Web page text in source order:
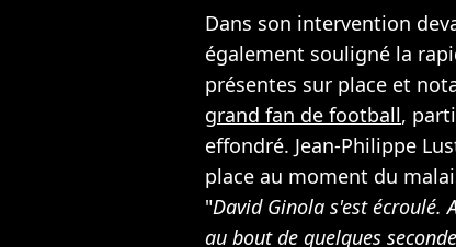
Dans son intervention
également souligné la
présentes sur place et
grand fan de football,
effondré. Jean-Philippe
place au moment du
"David Ginola s'est écroulé.
au bout de quelques